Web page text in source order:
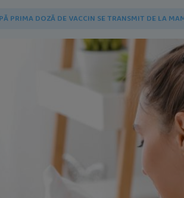
PRIMA DOZĂ DE VACCIN SE TRANSMIT DE LA